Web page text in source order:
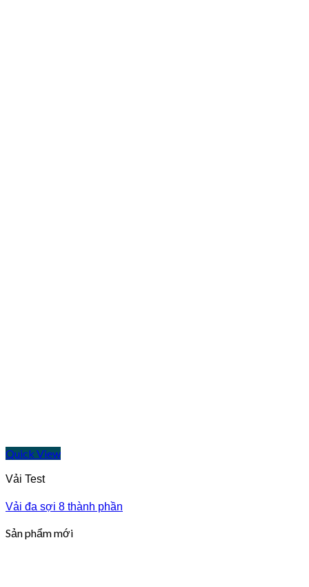
Quick View
Vải Test
Vải đa sợi 8 thành phần
Sản phẩm mới